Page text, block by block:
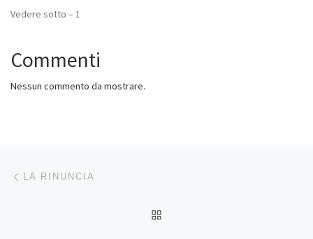
Vedere sotto – 1
Commenti
Nessun commento da mostrare.
Navigazione articoli
LA RINUNCIA